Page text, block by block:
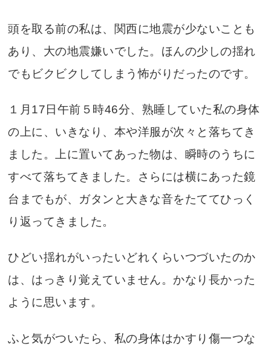
頭を取る前の私は、関西に地震が少ないことも
あり、大の地震嫌いでした。ほんの少しの揺れ
でもビクビクしてしまう怖がりだったのです。
１月17日午前５時46分、熟睡していた私の身体
の上に、いきなり、本や洋服が次々と落ちてき
ました。上に置いてあった物は、瞬時のうちに
すべて落ちてきました。さらには横にあった鏡
台までもが、ガタンと大きな音をたててひっく
り返ってきました。
ひどい揺れがいったいどれくらいつづいたのか
は、はっきり覚えていません。かなり長かった
ように思います。
ふと気がついたら、私の身体はかすり傷一つな